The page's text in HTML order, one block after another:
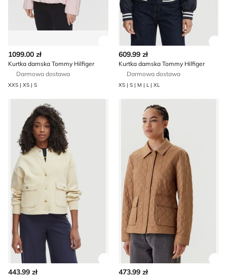
Zobacz szczegóły produktu
1099.00 zł
Kurtka damska Tommy Hilfiger
Darmowa dostawa
XXS | XS | S
609.99 zł
Kurtka damska Tommy Hilfiger
Darmowa dostawa
XS | S | M | L | XL
Tommy Hilfiger - Kurtka damska
Zobacz szczegóły produktu
443.99 zł
Kurtka damska Tommy
473.99 zł